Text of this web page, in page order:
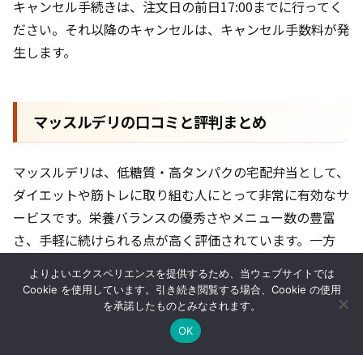
キャンセル手続きは、注文日の前日17:00までに行ってく
ださい。それ以降のキャンセルは、キャンセル手数料が発
生します。
マッスルデリの口コミと評判まとめ
マッスルデリは、低糖質・高タンパクの宅配弁当として、
ダイエットや筋トレに取り組む人にとって非常に有効なサ
ービスです。栄養バランスの優秀さやメニュー数の豊富
さ、手軽に続けられる点が高く評価されています。一方
が遅れることがあるといった課題も存在します。
この記事を参考に、あなたにとってマッスルデリが最適な
食材宅配
よりよいエクスペリエンスを提供するため、当ウェブサイトでは
Cookie を使用しています。引き続き閲覧する場合、Cookie の使用
を承諾したものとみなされます。
OK